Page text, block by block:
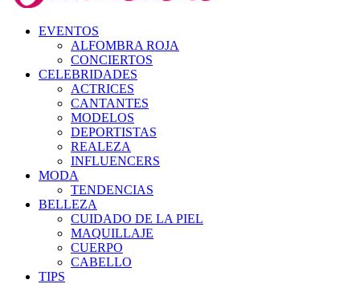
EVENTOS
ALFOMBRA ROJA
CONCIERTOS
CELEBRIDADES
ACTRICES
CANTANTES
MODELOS
DEPORTISTAS
REALEZA
INFLUENCERS
MODA
TENDENCIAS
BELLEZA
CUIDADO DE LA PIEL
MAQUILLAJE
CUERPO
CABELLO
TIPS